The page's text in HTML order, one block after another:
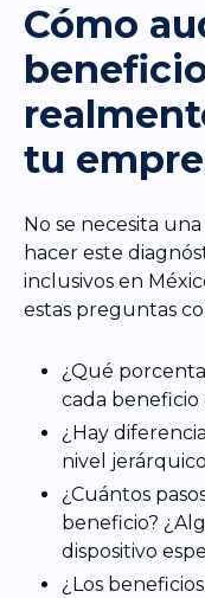
Cómo
tu
No se necesita
hacer este
inclusivos en
estas preguntas
¿Qué
cada beneficio
¿Hay
nivel
¿Cuántos
beneficio?
dispositivo
¿Los